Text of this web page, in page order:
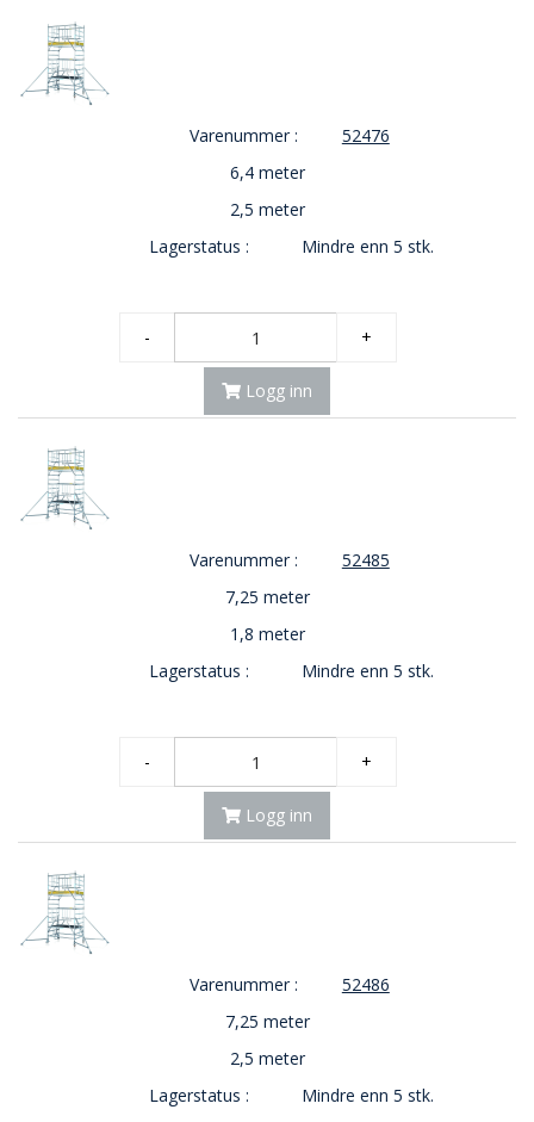
Varenummer :
52476
6,4 meter
2,5 meter
Lagerstatus :
Mindre enn 5 stk.
- +
Logg inn
Varenummer :
52485
7,25 meter
1,8 meter
Lagerstatus :
Mindre enn 5 stk.
- +
Logg inn
Varenummer :
52486
7,25 meter
2,5 meter
Lagerstatus :
Mindre enn 5 stk.